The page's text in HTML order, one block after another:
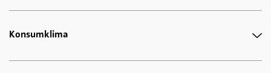
Konsumklima